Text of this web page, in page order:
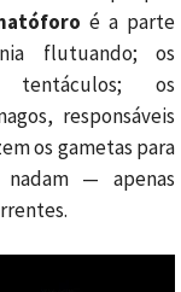
é a parte
flutuando; os
os
responsáveis
os gametas para
nadam — apenas